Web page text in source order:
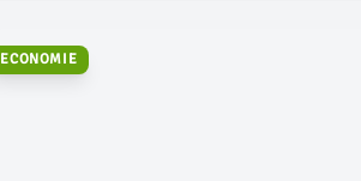
ECONOMIE